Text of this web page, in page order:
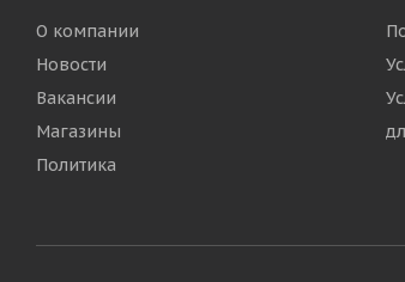
О компании
Новости
Вакансии
Магазины
Политика